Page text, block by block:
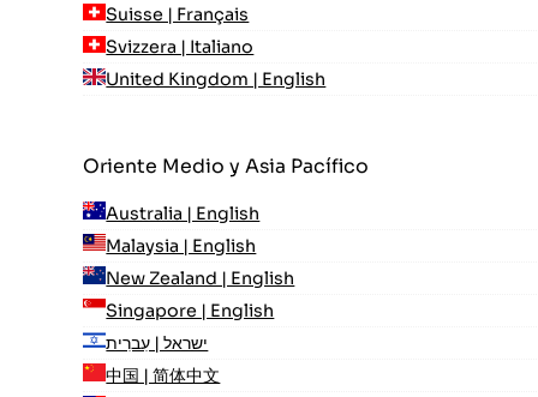
Suisse | Français
Svizzera | Italiano
United Kingdom | English
Oriente Medio y Asia Pacífico
Australia | English
Malaysia | English
New Zealand | English
Singapore | English
ישראל | עִברִית
中国 | 简体中文